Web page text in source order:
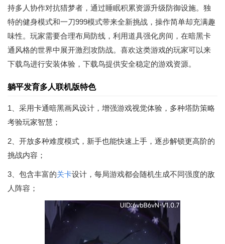
持多人协作对抗猎梦者，通过睡眠积累资源升级防御设施。独
特的健身模式和一刀999模式带来全新挑战，操作简单却充满趣
味性。玩家需要合理布局防线，利用道具强化房间，在暗黑卡
通风格的世界中展开激烈攻防战。喜欢这类游戏的玩家可以来
下载鸟进行安装体验，下载鸟提供安全稳定的游戏资源。
躺平发育多人联机版特色
1、采用卡通暗黑画风设计，增强游戏视觉体验，多种塔防策略
考验玩家智慧；
2、开放多种难度模式，新手也能快速上手，逐步解锁更高阶的
挑战内容；
3、包含丰富的关卡设计，每局游戏都会随机生成不同强度的敌
人阵容；